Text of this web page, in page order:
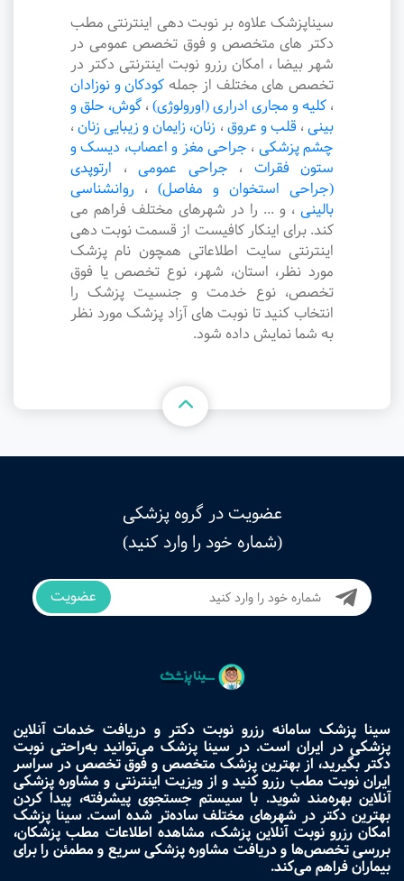
سیناپزشک علاوه بر نوبت دهی اینترنتی مطب
دکتر های متخصص و فوق تخصص عمومی در
شهر بیضا ، امکان رزرو نوبت اینترنتی دکتر در
تخصص های مختلف از جمله کودکان و نوزادان
، کلیه و مجاری ادراری (اورولوژی)، گوش، حلق و
بینی، قلب و عروق، زنان، زایمان و زیبایی زنان،
چشم پزشکی ، جراحی مغز و اعصاب، دیسک و
ستون فقرات ، جراحی عمومی ، ارتوپدی
(جراحی استخوان و مفاصل) ، روانشناسی
بالینی ، و ... را در شهرهای مختلف فراهم می
کند. برای اینکار کافیست از قسمت نوبت دهی
اینترنتی سایت اطلاعاتی همچون نام پزشک
مورد نظر، استان، شهر، نوع تخصص یا فوق
تخصص، نوع خدمت و جنسیت پزشک را
انتخاب کنید تا نوبت های آزاد پزشک مورد نظر
به شما نمایش داده شود.
عضویت در گروه پزشکی
(شماره خود را وارد کنید)
عضویت
سینا پزشک سامانه رزرو نوبت دکتر و دریافت خدمات آنلاین
پزشکی در ایران است. در سینا پزشک می‌توانید به‌راحتی نوبت
دکتر بگیرید، از بهترین پزشک متخصص و فوق تخصص در سراسر
ایران نوبت مطب رزرو کنید و از ویزیت اینترنتی و مشاوره پزشکی
آنلاین بهره‌مند شوید. با سیستم جستجوی پیشرفته، پیدا کردن
بهترین دکتر در شهرهای مختلف ساده‌تر شده است. سینا پزشک
امکان رزرو نوبت آنلاین پزشک، مشاهده اطلاعات مطب پزشکان،
بررسی تخصص‌ها و دریافت مشاوره پزشکی سریع و مطمئن را برای
بیماران فراهم می‌کند.